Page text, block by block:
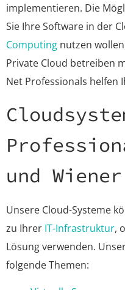
implementieren. Die
Sie Ihre Software in der
Computing nutzen
Private Cloud betreiben
Net Professionals helfen
und
Unsere Cloud-Systeme
zu Ihrer IT-Infrastruktur,
Lösung verwenden.
folgende Themen: